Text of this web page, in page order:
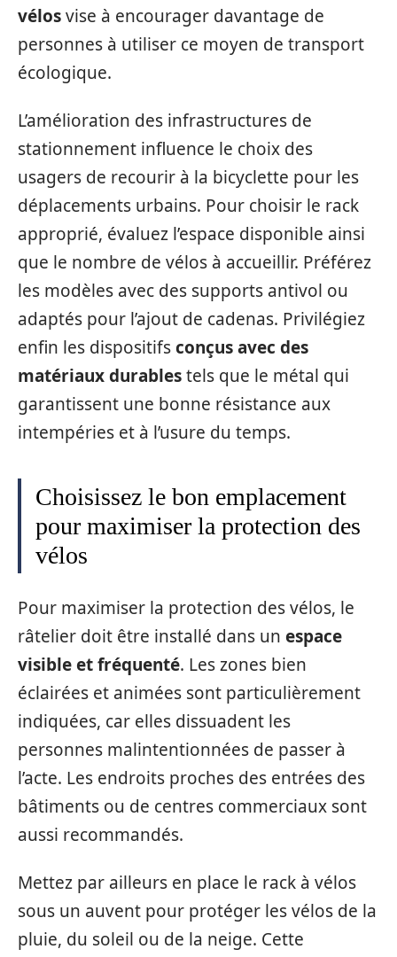
vélosvise à encourager davantage de
personnes à utiliser ce moyen de transport
écologique.
L’amélioration des infrastructures de
stationnement influence le choix des
usagers de recourir à la bicyclette pour les
déplacements urbains. Pour choisir le rack
approprié, évaluez l’espace disponible ainsi
que le nombre de vélos à accueillir. Préférez
les modèles avec des supports antivol ou
adaptés pour l’ajout de cadenas. Privilégiez
enfin les dispositifsconçus avec des
matériaux durablestels que le métal qui
garantissent une bonne résistance aux
intempéries et à l’usure du temps.
Choisissez le bon emplacement
pour maximiser la protection des
vélos
Pour maximiser la protection des vélos, le
râtelier doit être installé dans un espace
visible et fréquenté. Les zones bien
éclairées et animées sont particulièrement
indiquées, car elles dissuadent les
personnes malintentionnées de passer à
l’acte. Les endroits proches des entrées des
bâtiments ou de centres commerciaux sont
aussi recommandés.
Mettez par ailleurs en place le rack à vélos
sous un auvent pour protéger les vélos de la
pluie, du soleil ou de la neige. Cette